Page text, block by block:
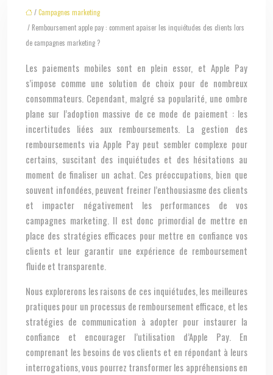
/Campagnes marketing
/ Remboursement apple pay : comment apaiser les inquiétudes des clients lors
de campagnes marketing ?
Les paiements mobiles sont en plein essor, et Apple Pay
s’impose comme une solution de choix pour de nombreux
consommateurs. Cependant, malgré sa popularité, une ombre
plane sur l’adoption massive de ce mode de paiement : les
incertitudes liées aux remboursements. La gestion des
remboursements via Apple Pay peut sembler complexe pour
certains, suscitant des inquiétudes et des hésitations au
moment de finaliser un achat. Ces préoccupations, bien que
souvent infondées, peuvent freiner l’enthousiasme des clients
et impacter négativement les performances de vos
campagnes marketing. Il est donc primordial de mettre en
place des stratégies efficaces pour mettre en confiance vos
clients et leur garantir une expérience de remboursement
fluide et transparente.
Nous explorerons les raisons de ces inquiétudes, les meilleures
pratiques pour un processus de remboursement efficace, et les
stratégies de communication à adopter pour instaurer la
confiance et encourager l’utilisation d’Apple Pay. En
comprenant les besoins de vos clients et en répondant à leurs
interrogations, vous pourrez transformer les appréhensions en